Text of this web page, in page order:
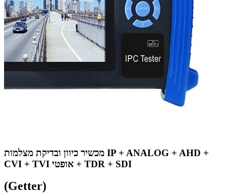
מכשיר כיוון ובדיקת מצלמות IP + ANALOG + AHD +
CVI + TVI אופטי + TDR + SDI
(Getter)